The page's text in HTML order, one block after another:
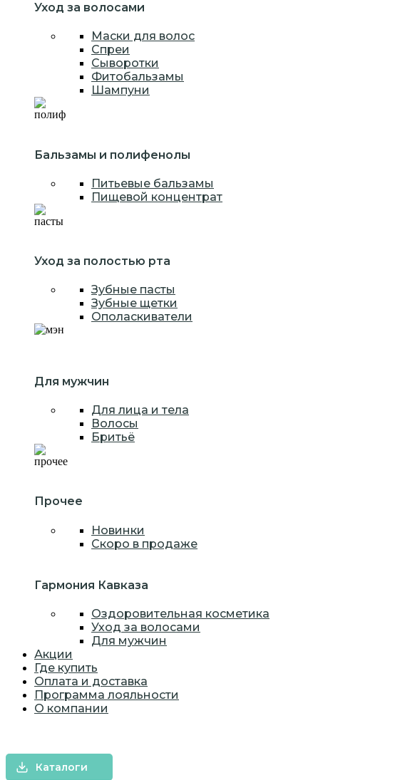
Уход за волосами
Маски для волос
Спреи
Сыворотки
Фитобальзамы
Шампуни
Бальзамы и полифенолы
Питьевые бальзамы
Пищевой концентрат
Уход за полостью рта
Зубные пасты
Зубные щетки
Ополаскиватели
Для мужчин
Для лица и тела
Волосы
Бритьё
Прочее
Новинки
Скоро в продаже
Гармония Кавказа
Оздоровительная косметика
Уход за волосами
Для мужчин
Акции
Где купить
Оплата и доставка
Программа лояльности
О компании
Каталоги